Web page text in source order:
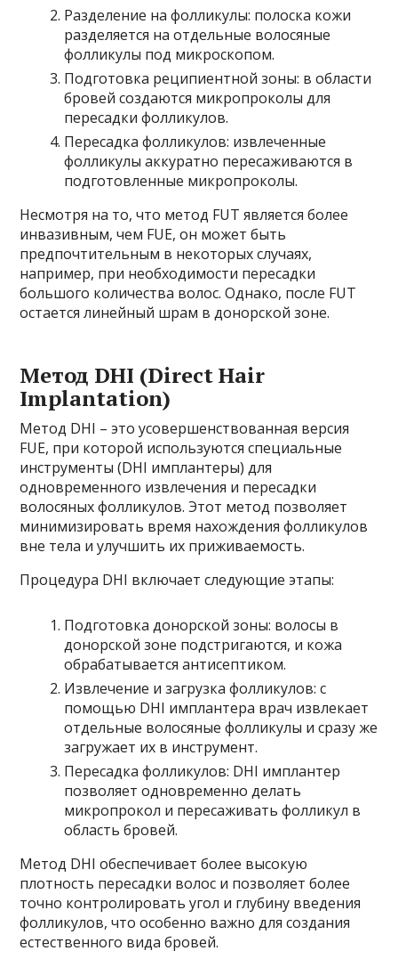
Разделение на фолликулы: полоска кожи
разделяется на отдельные волосяные
фолликулы под микроскопом.
Подготовка реципиентной зоны: в области
бровей создаются микропроколы для
пересадки фолликулов.
Пересадка фолликулов: извлеченные
фолликулы аккуратно пересаживаются в
подготовленные микропроколы.
Несмотря на то, что метод FUT является более
инвазивным, чем FUE, он может быть
предпочтительным в некоторых случаях,
например, при необходимости пересадки
большого количества волос. Однако, после FUT
остается линейный шрам в донорской зоне.
Метод DHI (Direct Hair
Implantation)
Метод DHI – это усовершенствованная версия
FUE, при которой используются специальные
инструменты (DHI имплантеры) для
одновременного извлечения и пересадки
волосяных фолликулов. Этот метод позволяет
минимизировать время нахождения фолликулов
вне тела и улучшить их приживаемость.
Процедура DHI включает следующие этапы:
Подготовка донорской зоны: волосы в
донорской зоне подстригаются, и кожа
обрабатывается антисептиком.
Извлечение и загрузка фолликулов: с
помощью DHI имплантера врач извлекает
отдельные волосяные фолликулы и сразу же
загружает их в инструмент.
Пересадка фолликулов: DHI имплантер
позволяет одновременно делать
микропрокол и пересаживать фолликул в
область бровей.
Метод DHI обеспечивает более высокую
плотность пересадки волос и позволяет более
точно контролировать угол и глубину введения
фолликулов, что особенно важно для создания
естественного вида бровей.